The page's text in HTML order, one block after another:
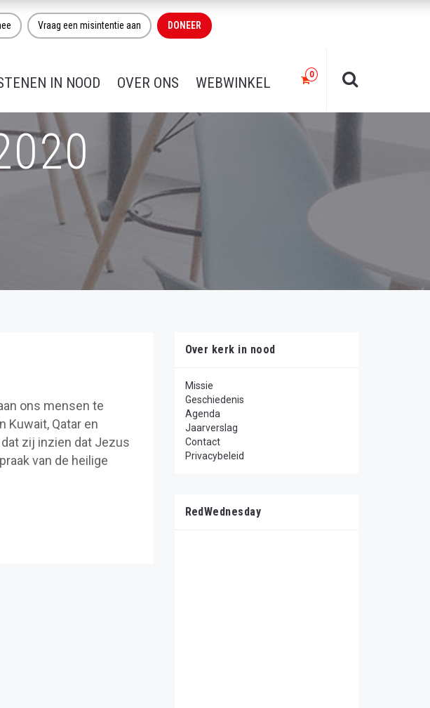
Vraag een misintentie aan DONEER
IN NOOD OVER ONS WEBWINKEL
ons mensen te
Kuwait, Qatar en
zij inzien dat Jezus
van de heilige
Over kerk in nood
Missie
Geschiedenis
Agenda
Jaarverslag
Contact
Privacybeleid
RedWednesday